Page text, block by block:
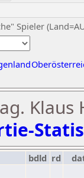
Spieler
Klaus
bdld rd